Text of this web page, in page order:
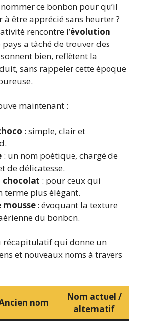
ce bonbon pour qu’il
à être apprécié sans heurter ?
rencontre l’évolution
pays a tâché de trouver des
bien, reflètent la
sans rappeler cette époque
maintenant :
: simple, clair et
: un nom poétique, chargé de
de délicatesse.
chocolat : pour ceux qui
terme plus élégant.
mousse : évoquant la texture
du bonbon.
récapitulatif qui donne un
et nouveaux noms à travers
nom
Nom actuel /
alternatif